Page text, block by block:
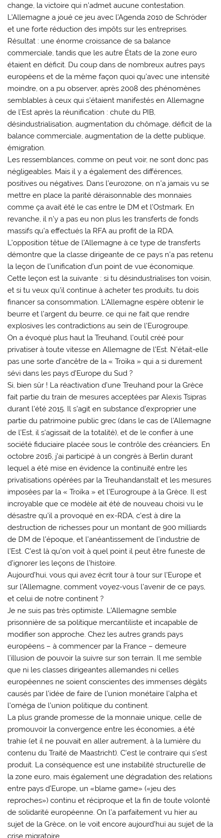
change, la victoire qui n’admet aucune contestation.
L’Allemagne a joué ce jeu avec l’Agenda 2010 de Schröder
et une forte réduction des impôts sur les entreprises.
Résultat : une énorme croissance de sa balance
commerciale, tandis que les autre États de la zone euro
étaient en déficit. Du coup dans de nombreux autres pays
européens et de la même façon quoi qu’avec une intensité
moindre, on a pu observer, après 2008 des phénomènes
semblables à ceux qui s’étaient manifestés en Allemagne
de l’Est après la réunification : chute du PIB,
désindustrialisation, augmentation du chômage, déficit de la
balance commerciale, augmentation de la dette publique,
émigration.
Les ressemblances, comme on peut voir, ne sont donc pas
négligeables. Mais il y a également des différences,
positives ou négatives. Dans l’eurozone, on n’a jamais vu se
mettre en place la parité déraisonnable des monnaies
comme ça avait été le cas entre le DM et l’Ostmark. En
revanche, il n’y a pas eu non plus les transferts de fonds
massifs qu’a effectués la RFA au profit de la RDA.
L’opposition têtue de l’Allemagne à ce type de transferts
démontre que la classe dirigeante de ce pays n’a pas retenu
la leçon de l’unification d’un point de vue économique.
Cette leçon est la suivante : si tu désindustrialises ton voisin,
et si tu veux qu’il continue à acheter tes produits, tu dois
financer sa consommation. L’Allemagne espère obtenir le
beurre et l’argent du beurre, ce qui ne fait que rendre
explosives les contradictions au sein de l’Eurogroupe.
On a évoqué plus haut la Treuhand, l’outil créé pour
privatiser à toute vitesse en Allemagne de l’Est. N’était-elle
pas une sorte d’ancêtre de la « Troïka » qui a si durement
sévi dans les pays d’Europe du Sud ?
Si, bien sûr ! La réactivation d’une Treuhand pour la Grèce
fait partie du train de mesures acceptées par Alexis Tsipras
durant l’été 2015. Il s’agit en substance d’exproprier une
partie du patrimoine public grec (dans le cas de l’Allemagne
de l’Est, il s’agissait de la totalité), et de le confier à une
société fiduciaire placée sous le contrôle des créanciers. En
octobre 2016, j’ai participé à un congrès à Berlin durant
lequel a été mise en évidence la continuité entre les
privatisations opérées par la Treuhandanstalt et les mesures
imposées par la « Troïka » et l’Eurogroupe à la Grèce. Il est
incroyable que ce modèle ait été de nouveau choisi vu le
désastre qu’il a provoqué en ex-RDA, c’est à dire la
destruction de richesses pour un montant de 900 milliards
de DM de l’époque, et l’anéantissement de l’industrie de
l’Est. C’est là qu’on voit à quel point il peut être funeste de
d’ignorer les leçons de l’histoire.
Aujourd’hui, vous qui avez écrit tour à tour sur l’Europe et
sur l’Allemagne, comment voyez-vous l’avenir de ce pays,
et celui de notre continent ?
Je ne suis pas très optimiste. L’Allemagne semble
prisonnière de sa politique mercantiliste et incapable de
modifier son approche. Chez les autres grands pays
européens – à commencer par la France – demeure
l’illusion de pouvoir la suivre sur son terrain. Il me semble
que ni les classes dirigeantes allemandes ni celles
européennes ne soient conscientes des immenses dégâts
causés par l’idée de faire de l’union monétaire l’alpha et
l’oméga de l’union politique du continent.
La plus grande promesse de la monnaie unique, celle de
promouvoir la convergence entre les économies, a été
trahie (et il ne pouvait en aller autrement, à la lumière du
contenu du Traité de Maastricht). C’est le contraire qui s’est
produit. La conséquence est une instabilité structurelle de
la zone euro, mais également une dégradation des relations
entre pays d’Europe, un «blame game» («jeu des
reproches») continu et réciproque et la fin de toute volonté
de solidarité européenne. On l’a parfaitement vu hier au
sujet de la Grèce, on le voit encore aujourd’hui au sujet de la
crise migratoire.